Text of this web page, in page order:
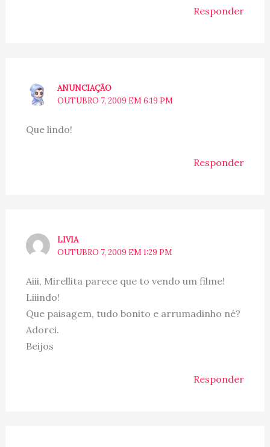
Responder
ANUNCIAÇÃO
OUTUBRO 7, 2009 EM 6:19 PM
Que lindo!
Responder
LIVIA
OUTUBRO 7, 2009 EM 1:29 PM
Aiii, Mirellita parece que to vendo um filme!
Liiindo!
Que paisagem, tudo bonito e arrumadinho né?
Adorei.
Beijos
Responder